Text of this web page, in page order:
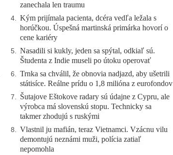
zanechala len traumu
4. Kým prijímala pacienta, dcéra vedľa ležala s
horúčkou. Úspešná martinská primárka hovorí o
cene kariéry
5. Nasadili si kukly, jeden sa spýtal, odkiaľ sú.
Študenta z Indie museli po útoku operovať
6. Trnka sa chválil, že obnovia nadjazd, aby ušetrili
státisíce. Reálne prídu o 1,8 milióna z eurofondov
7. Šutajove Eštokove radary sú údajne z Cypru, ale
výrobca má slovenskú stopu. Technicky sa
takmer zhodujú s ruskými
8. Vlastnil ju mafián, teraz Vietnamci. Vzácnu vilu
demontujú neznámi muži, polícia zatiaľ
nepomohla